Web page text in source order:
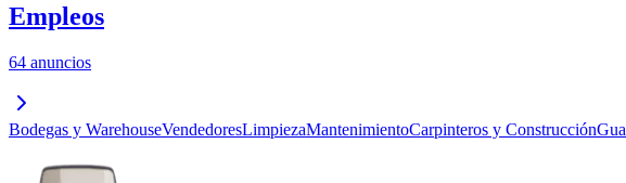
Empleos
64 anuncios
Bodegas y WarehouseVendedoresLimpiezaMantenimientoCarpinteros y Construcción